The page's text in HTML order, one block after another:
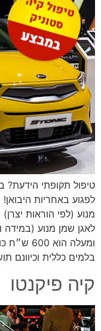
טיפול תקופתי הידעת?
מנוע (לפי הוראות
ומעלה
בלמים כללית וכיוונם
קיה פיקנטו